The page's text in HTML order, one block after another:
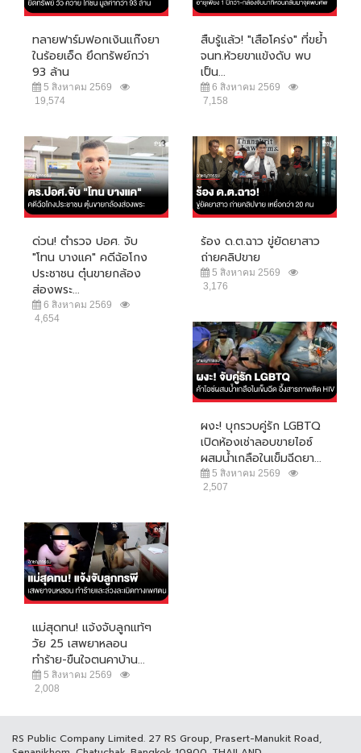
ทลายฟาร์มฟอกเงินแก๊งยา
ในร้อยเอ็ด ยึดทรัพย์กว่า
93 ล้าน
5 สิงหาคม 2569
19,574
สืบรู้แล้ว! "เสือโคร่ง" ที่ขย้ำ
จนท.ห้วยขาแข้งดับ พบ
เป็น...
6 สิงหาคม 2569
7,158
ด่วน! ตำรวจ ปอศ. จับ
"โทน บางแค" คดีฉ้อโกง
ประชาชน ตุ๋นขายกล้อง
ส่องพระ...
6 สิงหาคม 2569
4,654
ร้อง ด.ต.ฉาว ขู่ยัดยาสาว
ถ่ายคลิปขาย
5 สิงหาคม 2569
3,176
ผงะ! บุกรวบคู่รัก LGBTQ
เปิดห้องเช่าลอบขายไอซ์
ผสมน้ำเกลือในเข็มฉีดยา...
5 สิงหาคม 2569
2,507
แม่สุดทน! แจ้งจับลูกแท้ๆ
วัย 25 เสพยาหลอน
ทำร้าย-ขืนใจตนคาบ้าน...
5 สิงหาคม 2569
2,008
RS Public Company Limited. 27 RS Group, Prasert-Manukit Road,